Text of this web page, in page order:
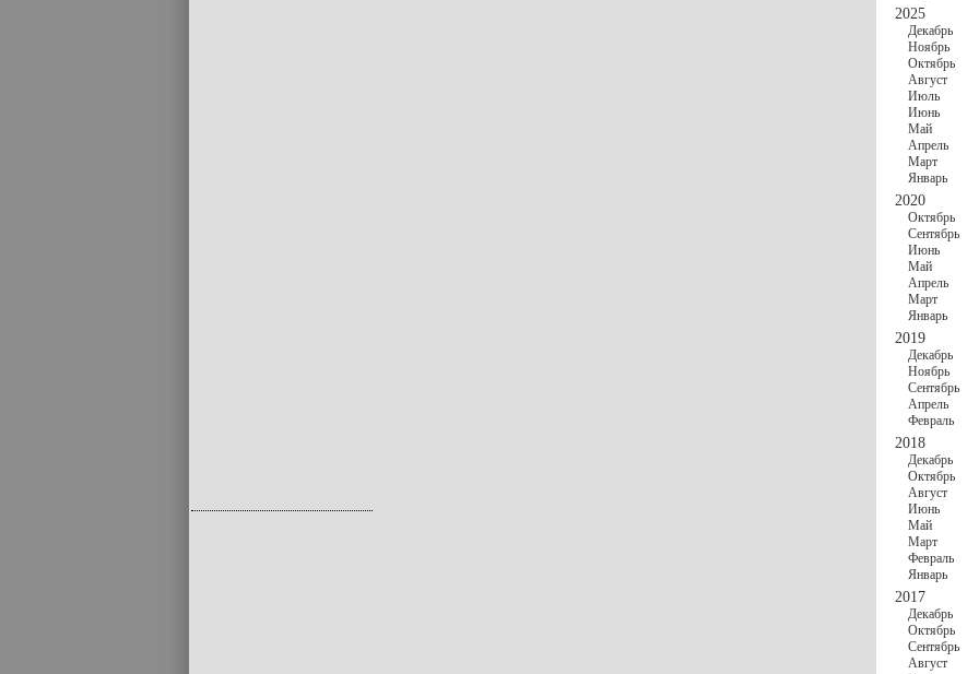
2025
Декабрь
Ноябрь
Октябрь
Август
Июль
Июнь
Май
Апрель
Март
Январь
2020
Октябрь
Сентябрь
Июнь
Май
Апрель
Март
Январь
2019
Декабрь
Ноябрь
Сентябрь
Апрель
Февраль
2018
Декабрь
Октябрь
Август
Июнь
Май
Март
Февраль
Январь
2017
Декабрь
Октябрь
Сентябрь
Август